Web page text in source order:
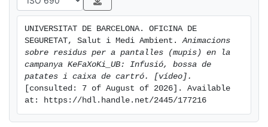
UNIVERSITAT DE BARCELONA. OFICINA DE
SEGURETAT, Salut i Medi Ambient. Animacions
sobre residus per a pantalles (mupis) en la
campanya KeFaXoKi_UB: Infusió, bossa de
patates i caixa de cartró. [vídeo].
[consulted: 7 of August of 2026]. Available
at: https://hdl.handle.net/2445/177216